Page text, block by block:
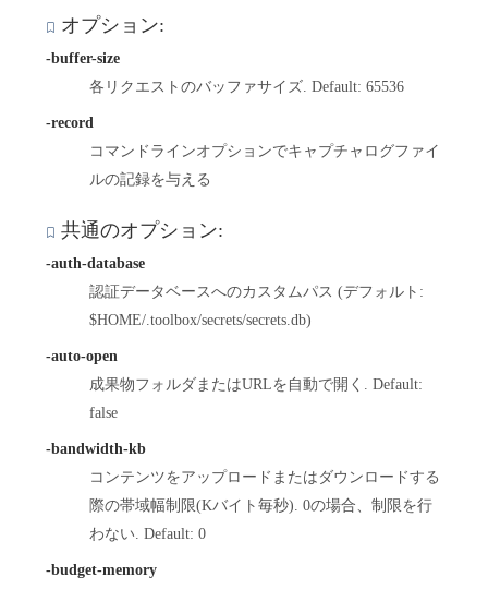
オプション:
-buffer-size
各リクエストのバッファサイズ. Default: 65536
-record
コマンドラインオプションでキャプチャログファイ
ルの記録を与える
共通のオプション:
-auth-database
認証データベースへのカスタムパス (デフォルト:
$HOME/.toolbox/secrets/secrets.db)
-auto-open
成果物フォルダまたはURLを自動で開く. Default:
false
-bandwidth-kb
コンテンツをアップロードまたはダウンロードする
際の帯域幅制限(Kバイト毎秒). 0の場合、制限を行
わない. Default: 0
-budget-memory